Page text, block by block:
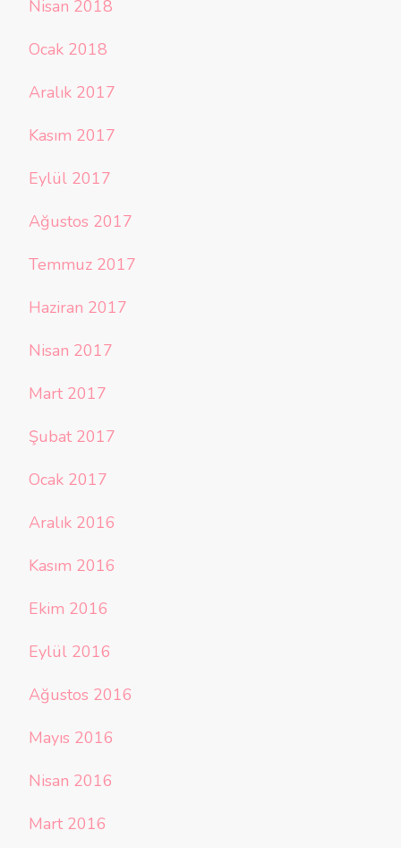
Nisan 2018
Ocak 2018
Aralık 2017
Kasım 2017
Eylül 2017
Ağustos 2017
Temmuz 2017
Haziran 2017
Nisan 2017
Mart 2017
Şubat 2017
Ocak 2017
Aralık 2016
Kasım 2016
Ekim 2016
Eylül 2016
Ağustos 2016
Mayıs 2016
Nisan 2016
Mart 2016